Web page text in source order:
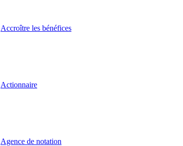
Accroître les bénéfices
Actionnaire
Agence de notation